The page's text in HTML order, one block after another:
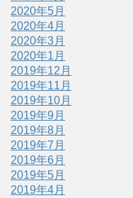
2020年5月
2020年4月
2020年3月
2020年1月
2019年12月
2019年11月
2019年10月
2019年9月
2019年8月
2019年7月
2019年6月
2019年5月
2019年4月